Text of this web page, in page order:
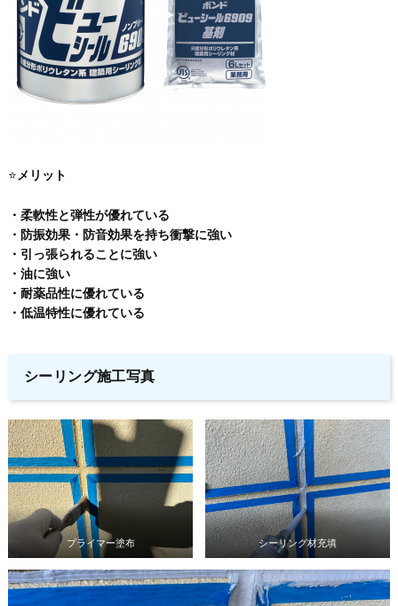
⭐️メリット
・柔軟性と弾性が優れている
・防振効果・防音効果を持ち衝撃に強い
・引っ張られることに強い
・油に強い
・耐薬品性に優れている
・低温特性に優れている
シーリング施工写真
プライマー塗布 シーリング材充填